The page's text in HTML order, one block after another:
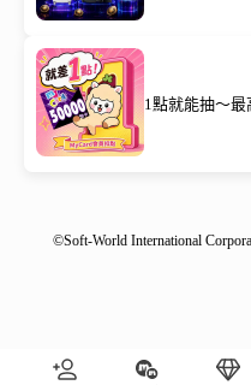
1點就能抽～最
©Soft-World International